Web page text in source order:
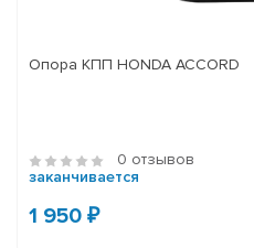
Опора КПП HONDA ACCORD
0 отзывов
заканчивается
1 950 ₽